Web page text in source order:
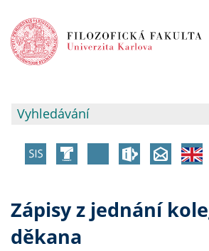
Zápisy z jednání
děkana